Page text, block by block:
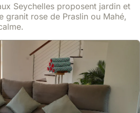
Seychelles proposent jardin et
granit rose de Praslin ou Mahé,